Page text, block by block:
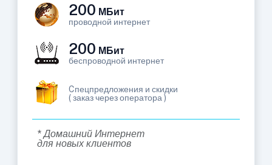
200 МБит
проводной интернет
200 МБит
беспроводной интернет
Cпецпредложения и скидки
( заказ через оператора )
* Домашний Интернет
для новых клиентов